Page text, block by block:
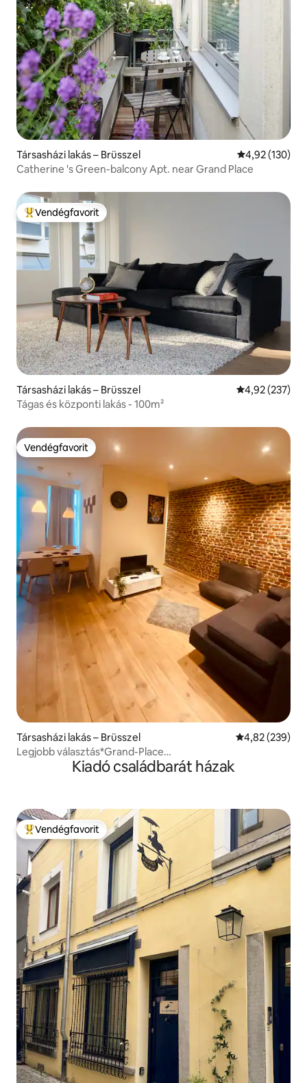
Társasházi lakás – Brüsszel Átlagos
4,92 (130)
Catherine 's Green-balcony Apt. near Grand Place
Kiemelt vendégfavorit
Vendégfavorit
Társasházi lakás – Brüsszel Átlagos
4,92 (237)
Tágas és központi lakás - 100m²
Vendégfavorit
Vendégfavorit
Társasházi lakás – Brüsszel Átlagos
4,82 (239)
Legjobb választás*Grand-Place
HistoricBrusselsCityCenter
Kiadó családbarát házak
Kiemelt vendégfavorit
Vendégfavorit